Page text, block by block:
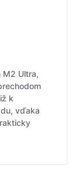
M2 Ultra,
k
vďaka